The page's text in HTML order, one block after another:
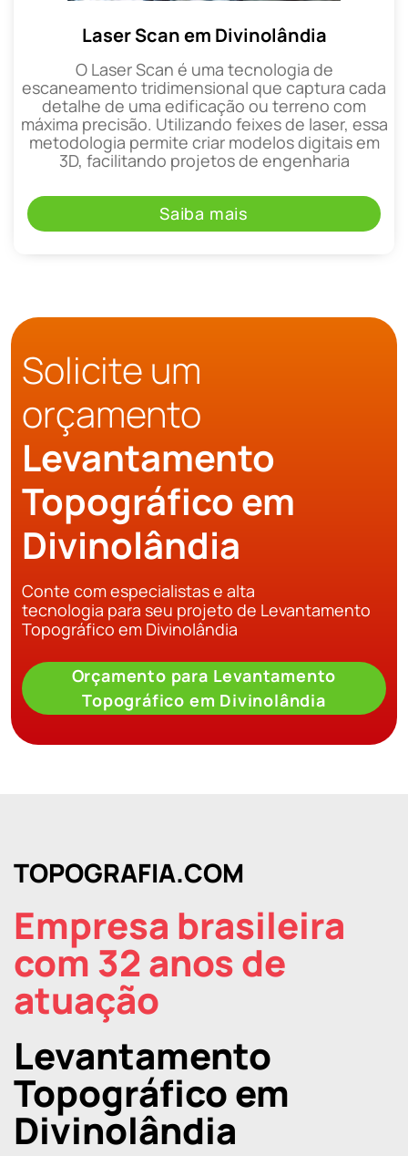
Laser Scan em Divinolândia
O Laser Scan é uma tecnologia de
escaneamento tridimensional que captura cada
detalhe de uma edificação ou terreno com
máxima precisão. Utilizando feixes de laser, essa
metodologia permite criar modelos digitais em
3D, facilitando projetos de engenharia
Saiba mais
Solicite um
orçamento
Levantamento
Topográfico em
Divinolândia
Conte com especialistas e alta
tecnologia para seu projeto de Levantamento
Topográfico em Divinolândia
Orçamento para Levantamento
Topográfico em Divinolândia
TOPOGRAFIA.COM
Empresa brasileira
com 32 anos de
atuação
Levantamento
Topográfico em
Divinolândia